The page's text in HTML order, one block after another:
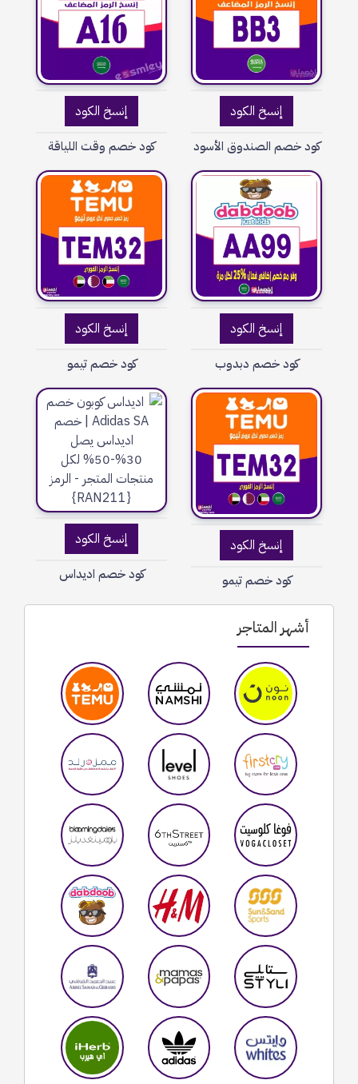
أشهر المتاجر
إنسخ الكود
كود خصم الصندوق الأسود
إنسخ الكود
كود خصم وقت اللياقة
إنسخ الكود
كود خصم دبدوب
إنسخ الكود
كود خصم تيمو
إنسخ الكود
كود خصم تيمو
إنسخ الكود
كود خصم اديداس